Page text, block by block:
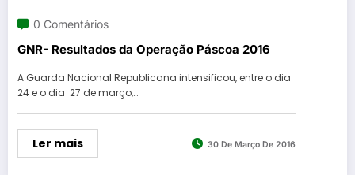
0 Comentários
GNR- Resultados da Operação Páscoa 2016
A Guarda Nacional Republicana intensificou, entre o dia
24 e o dia 27 de março,…
Ler mais 30 De Março De 2016